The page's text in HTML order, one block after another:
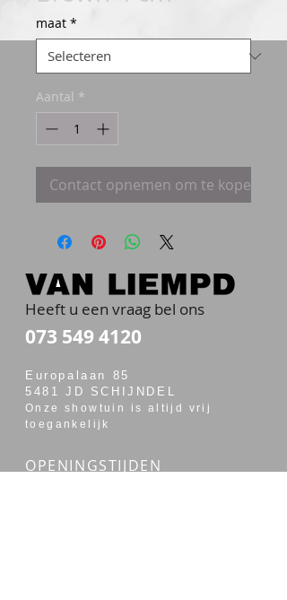
maat *
Aantal *
Contact opnemen om te kopen
Heeft u een vraag bel ons
073 549 4120
Europalaan 85
5481 JD SCHIJNDEL
Onze showtuin is altijd vrij
toegankelijk
OPENINGSTIJDEN